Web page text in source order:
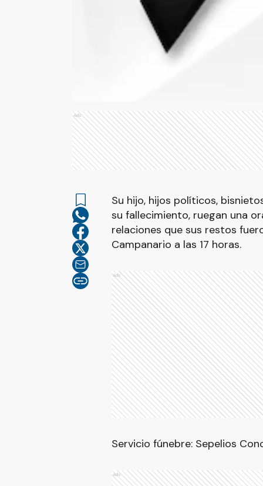
Ads
Su hijo, hijos políticos,
su fallecimiento, ruegan una
relaciones que sus restos
Campanario a las 17 horas.
Ads
Servicio fúnebre: Sepelios
Ads